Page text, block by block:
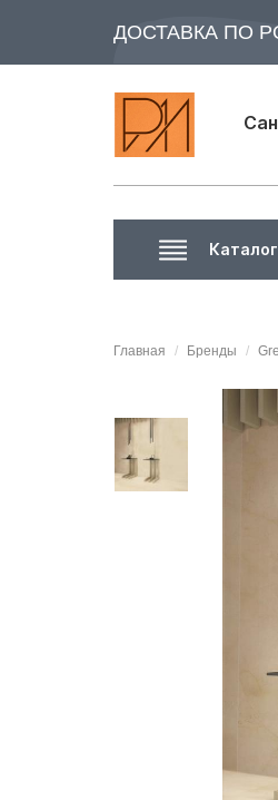
ДОСТАВКА ПО
Каталог
Главная Бренды